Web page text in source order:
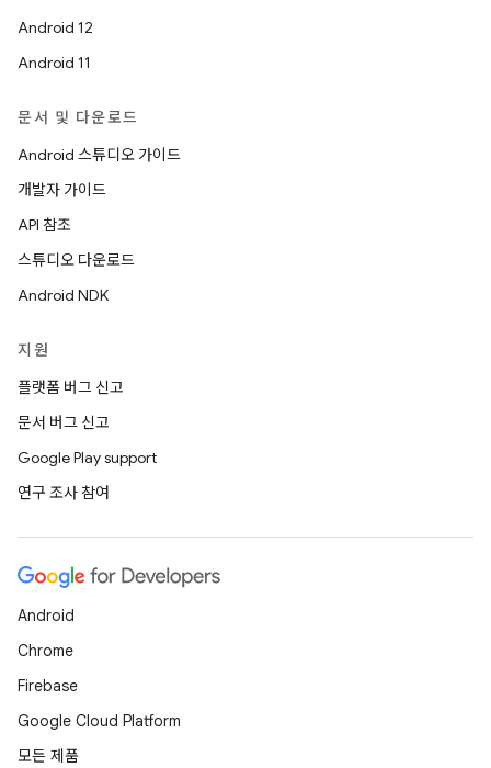
Android 12
Android 11
문서 및 다운로드
Android 스튜디오 가이드
개발자 가이드
API 참조
스튜디오 다운로드
Android NDK
지원
플랫폼 버그 신고
문서 버그 신고
Google Play support
연구 조사 참여
Android
Chrome
Firebase
Google Cloud Platform
모든 제품